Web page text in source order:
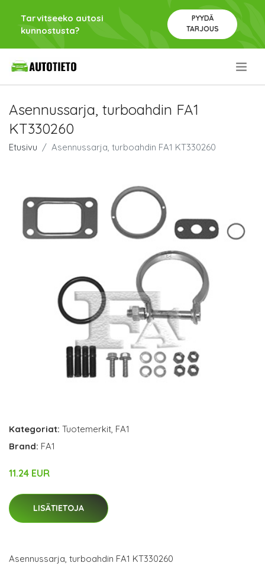
Tarvitseeko autosi
kunnostusta?
PYYDÄ
TARJOUS
Asennussarja, turboahdin FA1
KT330260
Etusivu Asennussarja, turboahdin FA1 KT330260
Kategoriat: Tuotemerkit, FA1
Brand: FA1
11.24 EUR
LISÄTIETOJA
Asennussarja, turboahdin FA1 KT330260